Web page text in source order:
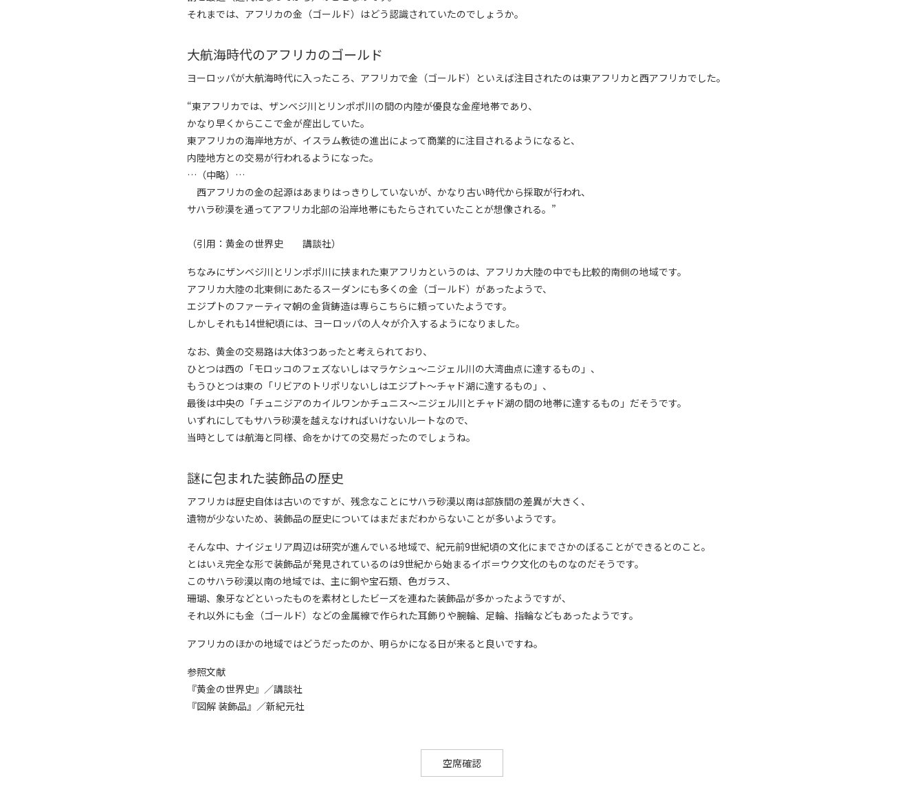
それまでは、アフリカの金（ゴールド）はどう認識されていたのでしょうか。
大航海時代のアフリカのゴールド
ヨーロッパが大航海時代に入ったころ、アフリカで金（ゴールド）といえば注目されたのは東アフリカと西アフリカでした。
“東アフリカでは、ザンベジ川とリンポポ川の間の内陸が優良な金産地帯であり、
かなり早くからここで金が産出していた。
東アフリカの海岸地方が、イスラム教徒の進出によって商業的に注目されるようになると、
内陸地方との交易が行われるようになった。
…（中略）…
西アフリカの金の起源はあまりはっきりしていないが、かなり古い時代から採取が行われ、
サハラ砂漠を通ってアフリカ北部の沿岸地帯にもたらされていたことが想像される。”
（引用：黄金の世界史 講談社）
ちなみにザンベジ川とリンポポ川に挟まれた東アフリカというのは、アフリカ大陸の中でも比較的南側の地域です。
アフリカ大陸の北東側にあたるスーダンにも多くの金（ゴールド）があったようで、
エジプトのファーティマ朝の金貨鋳造は専らこちらに頼っていたようです。
しかしそれも14世紀頃には、ヨーロッパの人々が介入するようになりました。
なお、黄金の交易路は大体3つあったと考えられており、
ひとつは西の「モロッコのフェズないしはマラケシュ～ニジェル川の大湾曲点に達するもの」、
もうひとつは東の「リビアのトリポリないしはエジプト～チャド湖に達するもの」、
最後は中央の「チュニジアのカイルワンかチュニス～ニジェル川とチャド湖の間の地帯に達するもの」だそうです。
いずれにしてもサハラ砂漠を越えなければいけないルートなので、
当時としては航海と同様、命をかけての交易だったのでしょうね。
謎に包まれた装飾品の歴史
アフリカは歴史自体は古いのですが、残念なことにサハラ砂漠以南は部族間の差異が大きく、
遺物が少ないため、装飾品の歴史についてはまだまだわからないことが多いようです。
そんな中、ナイジェリア周辺は研究が進んでいる地域で、紀元前9世紀頃の文化にまでさかのぼることができるとのこと。
とはいえ完全な形で装飾品が発見されているのは9世紀から始まるイボ＝ウク文化のものなのだそうです。
このサハラ砂漠以南の地域では、主に銅や宝石類、色ガラス、
珊瑚、象牙などといったものを素材としたビーズを連ねた装飾品が多かったようですが、
それ以外にも金（ゴールド）などの金属線で作られた耳飾りや腕輪、足輪、指輪などもあったようです。
アフリカのほかの地域ではどうだったのか、明らかになる日が来ると良いですね。
参照文献
『黄金の世界史』／講談社
『図解 装飾品』／新紀元社
空席確認